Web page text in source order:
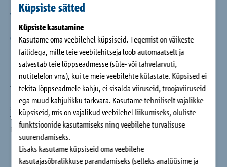
Küpsiste sätted
Küpsiste kasutamine
Kasutame oma veebilehel küpsiseid. Tegemist on väikeste
failidega, mille teie veebilehitseja loob automaatselt ja
salvestab teie lõppseadmesse (süle- või tahvelarvuti,
nutitelefon vms), kui te meie veebilehte külastate. Küpsised ei
tekita lõppseadmele kahju, ei sisalda viiruseid, troojaviiruseid
ega muud kahjulikku tarkvara. Kasutame tehniliselt vajalikke
küpsiseid, mis on vajalikud veebilehel liikumiseks, oluliste
funktsioonide kasutamiseks ning veebilehe turvalisuse
suurendamiseks.
Lisaks kasutame küpsiseid oma veebilehe
kasutajasõbralikkuse parandamiseks (selleks analüüsime ja
Ettevõte
Kontakt
Visioon: Täna kujundame homset
ehitamist.
Juba ettevõtte asutamisega rajas Eberhard Schöck kultuuri,
mille väärtused näitavad suunda tänapäevani. Eelkõige
uuenduste arendamisel on tähelepanu suunatud alati ka
toodetega seotud usaldusväärsusele, teenindusele,
kohtlemisele ja majanduslikule stabiilsusele. Sellel põhjal
saavad tekkida uued ideed ja nendele järgneda
tehnoloogilised protsessid. Tulemus – edukad tooted ja
protsessid.